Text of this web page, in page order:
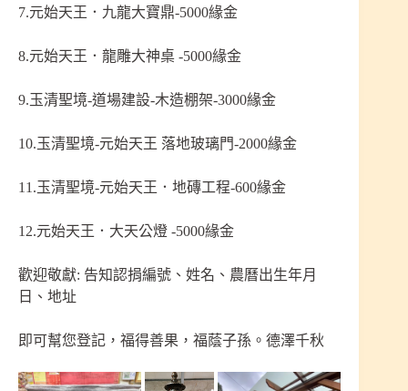
7.元始天王．九龍大寶鼎-5000緣金
8.元始天王．龍雕大神桌 -5000緣金
9.玉清聖境-道場建設-木造棚架-3000緣金
10.玉清聖境-元始天王 落地玻璃門-2000緣金
11.玉清聖境-元始天王．地磚工程-600緣金
12.元始天王．大天公燈 -5000緣金
歡迎敬獻: 告知認捐編號、姓名、農曆出生年月
日、地址
即可幫您登記，福得善果，福蔭子孫。德澤千秋